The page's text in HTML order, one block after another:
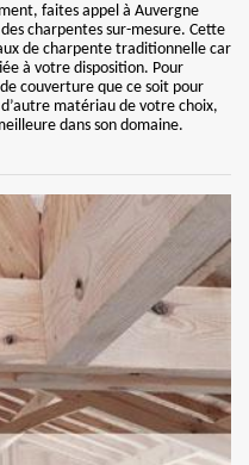
faites appel à Auvergne
charpentes sur-mesure. Cette
de charpente traditionnelle car
à votre disposition. Pour
couverture que ce soit pour
matériau de votre choix,
dans son domaine.